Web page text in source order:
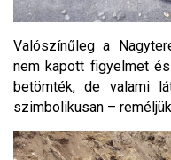
Valószínűleg a
nem kapott figyelmet
betömték, de valami
szimbolikusan –